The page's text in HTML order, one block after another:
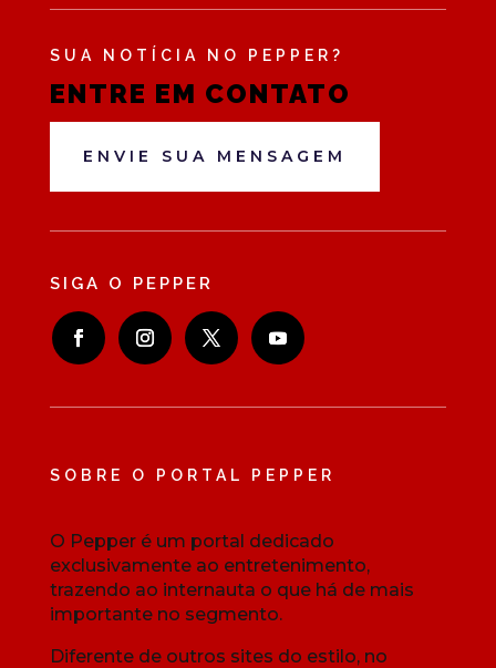
SUA NOTÍCIA NO PEPPER?
ENTRE EM CONTATO
ENVIE SUA MENSAGEM
SIGA O PEPPER
SOBRE O PORTAL PEPPER
O Pepper é um portal dedicado
exclusivamente ao entretenimento,
trazendo ao internauta o que há de mais
importante no segmento.
Diferente de outros sites do estilo, no